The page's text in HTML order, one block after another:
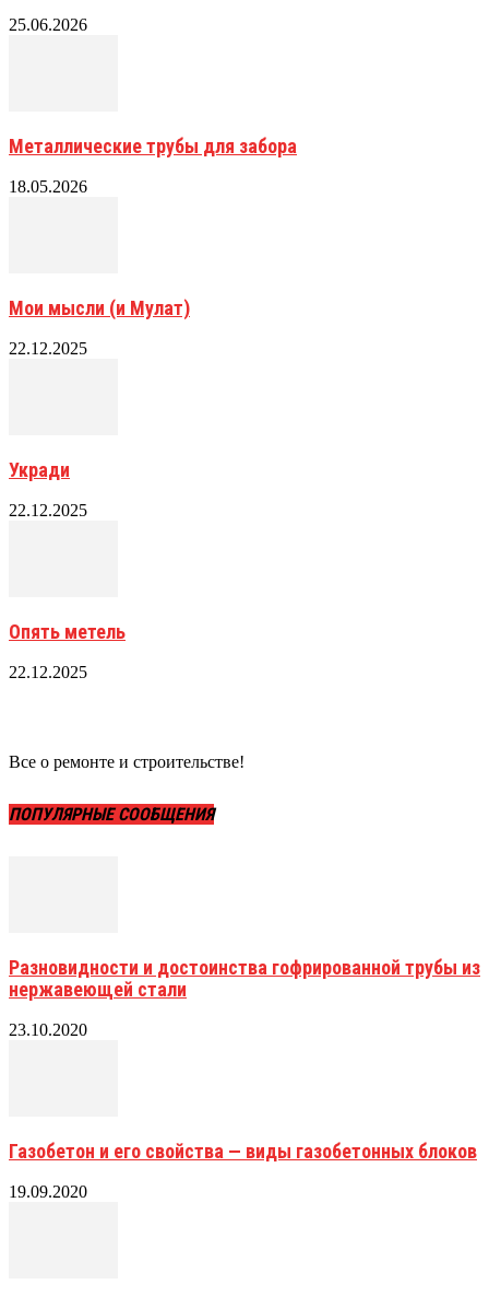
25.06.2026
Металлические трубы для забора
18.05.2026
Мои мысли (и Мулат)
22.12.2025
Укради
22.12.2025
Опять метель
22.12.2025
Все о ремонте и строительстве!
ПОПУЛЯРНЫЕ СООБЩЕНИЯ
Разновидности и достоинства гофрированной трубы из
нержавеющей стали
23.10.2020
Газобетон и его свойства — виды газобетонных блоков
19.09.2020